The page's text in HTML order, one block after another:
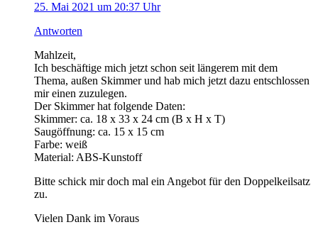
25. Mai 2021 um 20:37 Uhr
Antworten
Mahlzeit,
Ich beschäftige mich jetzt schon seit längerem mit dem
Thema, außen Skimmer und hab mich jetzt dazu entschlossen
mir einen zuzulegen.
Der Skimmer hat folgende Daten:
Skimmer: ca. 18 x 33 x 24 cm (B x H x T)
Saugöffnung: ca. 15 x 15 cm
Farbe: weiß
Material: ABS-Kunstoff
Bitte schick mir doch mal ein Angebot für den Doppelkeilsatz
zu.
Vielen Dank im Voraus